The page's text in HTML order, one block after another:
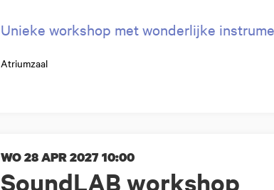
Unieke workshop met wonderlijke
Atriumzaal
SoundLAB workshop
WO 28 APR 202710:00